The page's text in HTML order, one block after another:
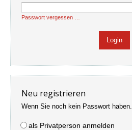
Passwort vergessen …
Neu registrieren
Wenn Sie noch kein Passwort haben.
als Privatperson anmelden